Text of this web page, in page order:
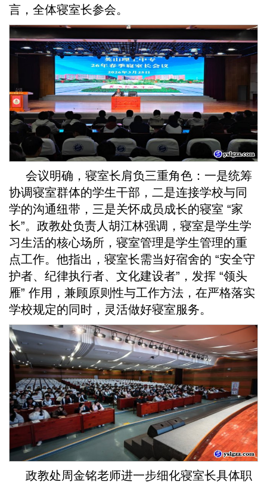
言，全体寝室长参会。
会议明确，寝室长肩负三重角色：一是统筹
协调寝室群体的学生干部，二是连接学校与同
学的沟通纽带，三是关怀成员成长的寝室 “家
长”。政教处负责人胡江林强调，寝室是学生学
习生活的核心场所，寝室管理是学生管理的重
点工作。他指出，寝室长需当好宿舍的 “安全守
护者、纪律执行者、文化建设者”，发挥 “领头
雁” 作用，兼顾原则性与工作方法，在严格落实
学校规定的同时，灵活做好寝室服务。
政教处周金铭老师进一步细化寝室长具体职